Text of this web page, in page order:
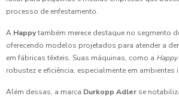
processo de enfestamento.
A Happytambém merece destaque no segmento
oferecendo modelos projetados para atender a
em fábricas têxteis. Suas máquinas, como a Happy
robustez e eficiência, especialmente em ambientes
Além dessas, a marca Durkopp Adler se